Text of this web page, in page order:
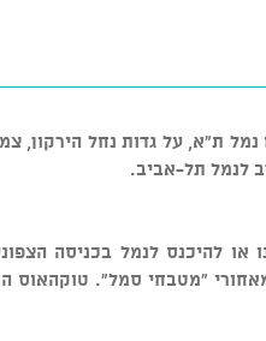
בצפון מזרח נמל ת"א, על גדות נחל הירקון,
לנמל תל-אביב.
או להיכנס לנמל בכניסה
מאחורי "מטבחי סמל". טוקהאוס